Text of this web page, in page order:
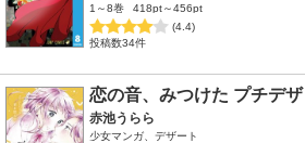
1～8巻
418pt～456pt
(4.4)
投稿数34件
恋の音、みつけた プチデザ
赤池うらら
少女マンガ、デザート